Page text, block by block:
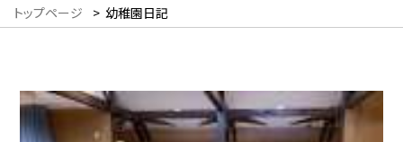
トップページ > 幼稚園日記